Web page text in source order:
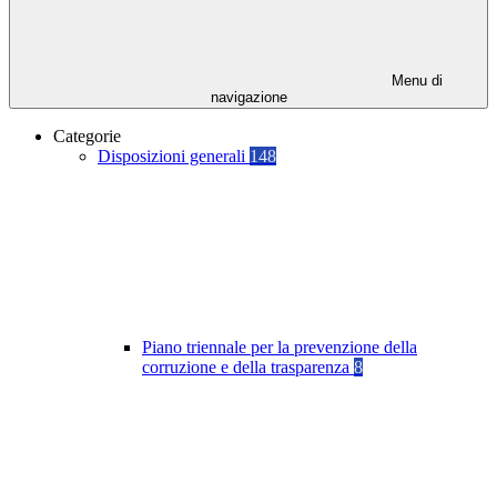
Menu di
navigazione
Categorie
Disposizioni generali 148
Piano triennale per la prevenzione della
corruzione e della trasparenza 8